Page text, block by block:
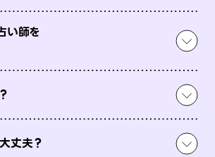
い師を
丈夫？